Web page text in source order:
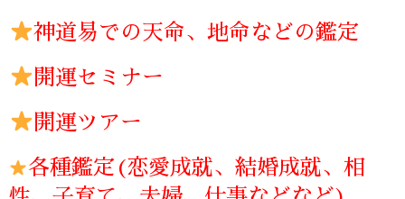
神道易での天命、地命などの鑑定
開運セミナー
開運ツアー
各種鑑定(恋愛成就、結婚成就、相